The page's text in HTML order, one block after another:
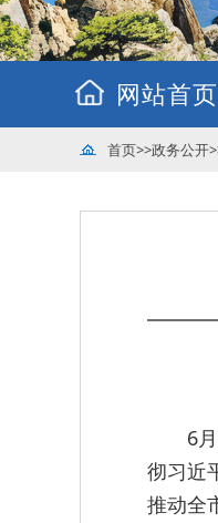
网站首页
首页>>政务公开
6
彻习近
推动全